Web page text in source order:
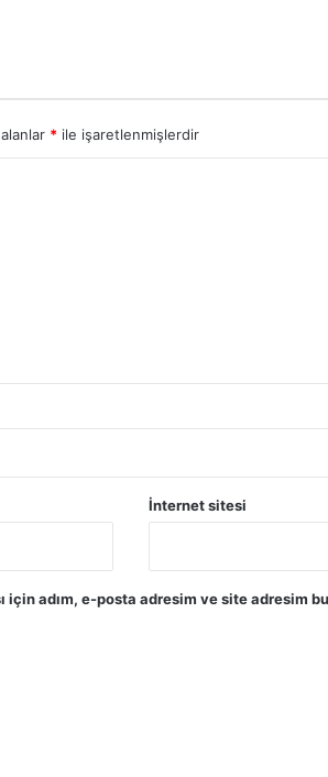
* ile işaretlenmişlerdir
İnternet sitesi
için adım, e-posta adresim ve site adresim